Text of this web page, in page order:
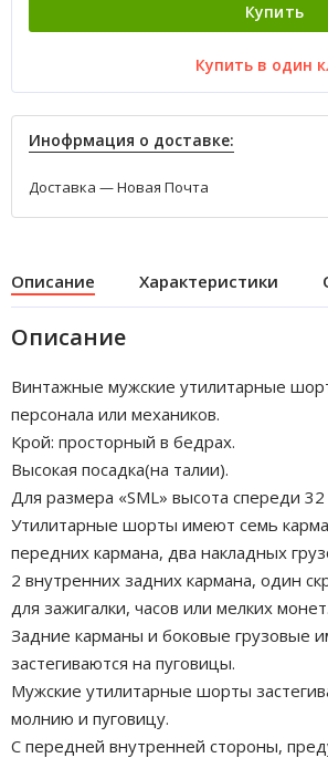
Купить
Купить в один
Инофрмация о доставке:
Доставка — Новая Почта
Описание Характеристики
Описание
Винтажные мужские утилитарные
персонала или механиков.
Крой: просторный в бедрах.
Высокая посадка(на талии).
Для размера «SML» высота спереди
Утилитарные шорты имеют семь
передних кармана, два накладных
2 внутренних задних кармана, один
для зажигалки, часов или мелких монет.
Задние карманы и боковые грузовые
застегиваются на пуговицы.
Мужские утилитарные шорты
молнию и пуговицу.
С передней внутренней стороны,